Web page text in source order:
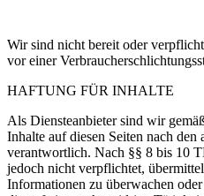
Wir sind nicht bereit oder
vor einer
HAFTUNG FÜR INHALTE
Als Diensteanbieter sind wir
Inhalte auf diesen Seiten nach den
verantwortlich. Nach §§ 8 bis 10
jedoch nicht verpflichtet,
Informationen zu überwachen